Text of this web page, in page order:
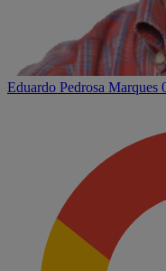
Eduardo Pedrosa Marques